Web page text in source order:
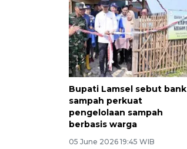
Bupati Lamsel sebut bank
sampah perkuat
pengelolaan sampah
berbasis warga
05 June 2026 19:45 WIB